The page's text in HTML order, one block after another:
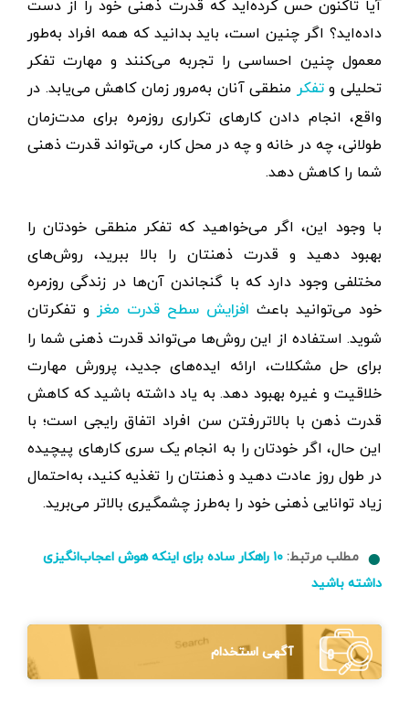
آیا تاکنون حس کرده‌اید که قدرت ذهنی خود را از دست
داده‌اید؟ اگر چنین است، باید بدانید که همه افراد به‌طور
معمول چنین احساسی را تجربه می‌کنند و مهارت تفکر
تحلیلی وتفکر منطقی آنان به‌مرور زمان کاهش می‌یابد. در
واقع، انجام‌ دادن کارهای تکراری روزمره برای مدت‌زمان
طولانی، چه در خانه و چه در محل کار، می‌تواند قدرت ذهنی
شما را کاهش دهد.
با وجود این، اگر می‌خواهید که تفکر منطقی خودتان را
بهبود دهید و قدرت ذهنتان را بالا ببرید، روش‌های
مختلفی وجود دارد که با گنجاندن آن‌ها در زندگی روزمره
خود می‌توانید باعث افزایش سطح قدرت مغز و تفکرتان
شوید. استفاده از این روش‌ها می‌تواند قدرت ذهنی شما را
برای حل مشکلات، ارائه ایده‌های جدید، پرورش مهارت
خلاقیت و غیره بهبود دهد. به ‌یاد داشته باشید که کاهش
قدرت ذهن با بالاتررفتن سن افراد اتفاق رایجی است؛ با
این حال، اگر خودتان را به انجام یک سری کارهای پیچیده
در طول روز عادت دهید و ذهنتان را تغذیه کنید، به‌احتمال
زیاد توانایی ذهنی خود را به‌طرز چشمگیری بالاتر می‌برید.
مطلب مرتبط:
۱۰ راهکار ساده برای اینکه هوش اعجاب‌انگیزی
داشته باشید
آگهی استخدام